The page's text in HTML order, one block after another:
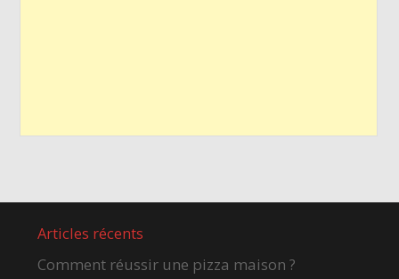
Articles récents
Comment réussir une pizza maison ?